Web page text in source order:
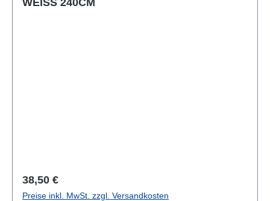
Regulärer Preis:
38,50 €
Preise inkl. MwSt. zzgl. Versandkosten